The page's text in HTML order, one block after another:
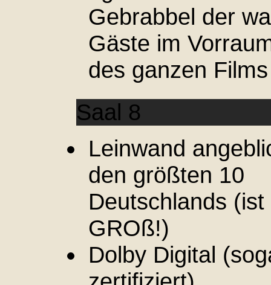
Gebrabbel der
Gäste im
des ganzen
Saal 8
Leinwand
den größten 10
Deutschlands
GROß!)
Dolby Digital